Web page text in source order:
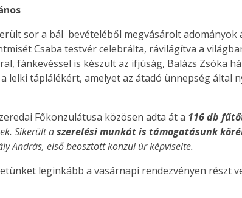
sor a bál bevételéből megvásárolt adományok
Csaba testvér celebrálta, rávilágítva a
fánkevéssel is készült az ifjúság, Balázs Zsóka
lelki táplálékért, amelyet az átadó ünnepség által
Főkonzulátusa közösen adta át a 116 db
Sikerült aszerelési munkát is támogatásunk
András, első beosztott konzul úr képviselte.
leginkább a vasárnapi rendezvényen részt